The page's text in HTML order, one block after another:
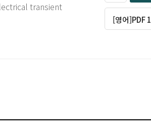
transient
[영어]PDF